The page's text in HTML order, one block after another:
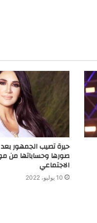
حيرة تصيب الجمهور
صورها وحساباتها من
الاجتماعي
10 يوليو، 2022